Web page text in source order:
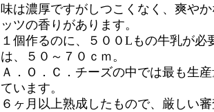
味は濃厚ですがしつこくなく、爽や
ッツの香りがあります。
１個作るのに、５００Lもの牛乳が必
は、５０～７０ｃｍ。
Ａ．Ｏ．Ｃ．チーズの中では最も生
ています。
６ヶ月以上熟成したもので、厳しい